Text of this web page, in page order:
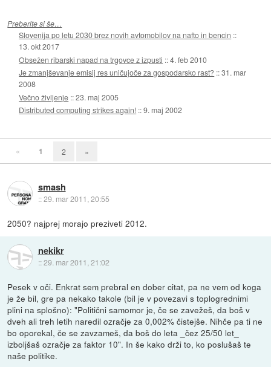
Preberite si še…
Slovenija po letu 2030 brez novih avtomobilov na nafto in bencin ::
13. okt 2017
Obsežen ribarski napad na trgovce z izpusti ::4. feb 2010
Je zmanjševanje emisij res uničujoče za gospodarsko rast? ::31. mar
2008
Večno življenje ::23. maj 2005
Distributed computing strikes again! ::9. maj 2002
« 1 2 »
smash
::29. mar 2011, 20:55
2050? najprej morajo preziveti 2012.
nekikr
::29. mar 2011, 21:02
Pesek v oči. Enkrat sem prebral en dober citat, pa ne vem od koga
je že bil, gre pa nekako takole (bil je v povezavi s toplogrednimi
plini na splošno): "Politični samomor je, če se zavežeš, da boš v
dveh ali treh letih naredil ozračje za 0,002% čistejše. Nihče pa ti ne
bo oporekal, če se zavzameš, da boš do leta _čez 25/50 let_
izboljšaš ozračje za faktor 10". In še kako drži to, ko poslušaš te
naše politike.